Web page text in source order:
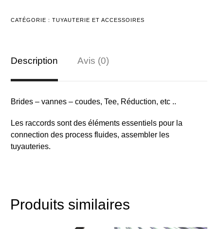
CATÉGORIE :TUYAUTERIE ET ACCESSOIRES
Description Avis (0)
Brides – vannes – coudes, Tee, Réduction, etc ..
Les raccords sont des éléments essentiels pour la
connection des process fluides, assembler les
tuyauteries.
Produits similaires